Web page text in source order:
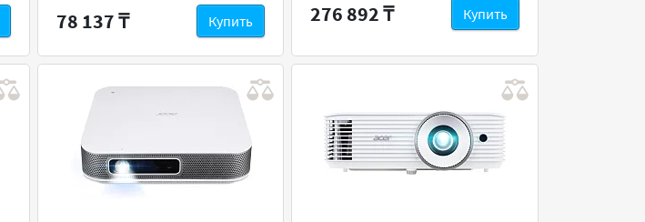
78 137 ₸ Купить 276 892 ₸ Купить